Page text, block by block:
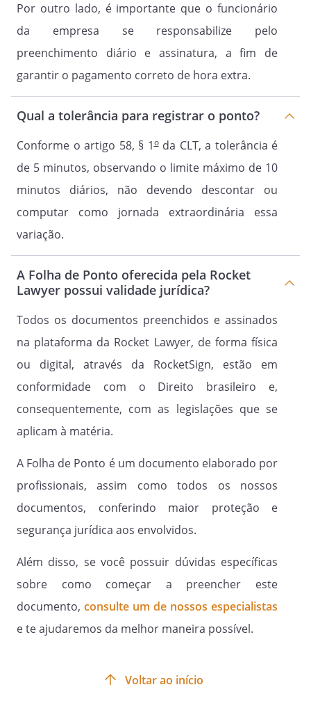
Por outro lado, é importante que o funcionário
da empresa se responsabilize pelo
preenchimento diário e assinatura, a fim de
garantir o pagamento correto de hora extra.
Qual a tolerância para registrar o ponto?
Conforme o artigo 58, § 1oda CLT, a tolerância é
de 5 minutos, observando o limite máximo de 10
minutos diários, não devendo descontar ou
computar como jornada extraordinária essa
variação.
A Folha de Ponto oferecida pela Rocket
Lawyer possui validade jurídica?
Todos os documentos preenchidos e assinados
na plataforma da Rocket Lawyer, de forma física
ou digital, através da RocketSign, estão em
conformidade com o Direito brasileiro e,
consequentemente, com as legislações que se
aplicam à matéria.
A Folha de Ponto é um documento elaborado por
profissionais, assim como todos os nossos
documentos, conferindo maior proteção e
segurança jurídica aos envolvidos.
Além disso, se você possuir dúvidas específicas
sobre como começar a preencher este
documento, consulte um de nossos especialistas
e te ajudaremos da melhor maneira possível.
Voltar ao início